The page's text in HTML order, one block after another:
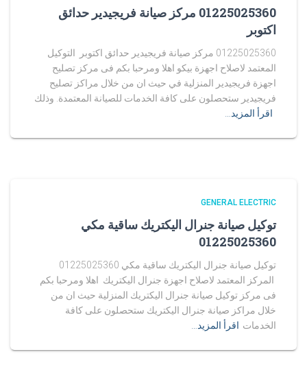
01225025360 مركز صيانة فريجيدير حدائق
اكتوبر
01225025360 مركز صيانة فريجيدير حدائق اكتوبر التوكيل
المعتمد لاصلاح اجهزة بيكو اهلا ومرحبا بكم فى مركز تصليح
اجهزة فريجيدير المنزلية في حيث ان من خلال مراكز تصليح
فريجيدير ستحصلون على كافة الخدمات للصيانة المعتمدة. وذلك
اقرأ المزيد…
GENERAL ELECTRIC
توكيل صيانة جنرال اليكتريك ساقية مكي
01225025360
توكيل صيانة جنرال اليكتريك ساقية مكي 01225025360
المركز المعتمد لاصلاح اجهزة جنرال اليكتريك اهلا ومرحبا بكم
فى مركز توكيل صيانة جنرال اليكتريك المنزلية حيث ان من
خلال مراكز صيانة جنرال اليكتريك ستحصلون على كافة
الخدمات اقرأ المزيد…